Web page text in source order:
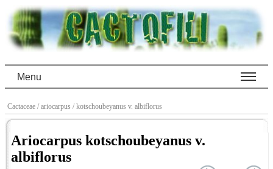
Menu
Cactaceae / ariocarpus / kotschoubeyanus v. albiflorus
Ariocarpus kotschoubeyanus v.
albiflorus